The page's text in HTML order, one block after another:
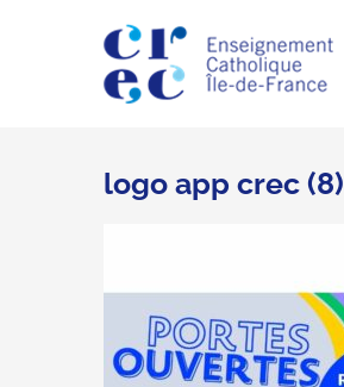
logo app crec (8)